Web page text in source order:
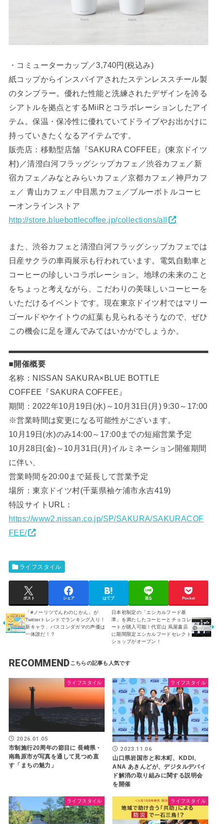
・コミューターカップ／3,740円(税込み)
紙コップからインスパイアされたステンレススチール製
のタンブラー。優れた性能と洗練されたデザインを誇る
シアトルを拠点とするMiiRとコラボレーションしたアイ
テム。保温・保冷性に優れていてドライブやお出かけに
持っていきたくなるアイテムです。
販売店：移動型店舗『SAKURA COFFEE』(東京ドイツ
村)／清澄白河フラッグシップカフェ／渋谷カフェ／新
宿カフェ／みなとみらいカフェ／京都カフェ／神戸カフ
ェ／ 青山カフェ／中目黒カフェ／ブルーボトルコーヒ
ーオンラインストア
http://store.bluebottlecoffee.jp/collections/all
また、渋谷カフェと清澄白河フラッグシップカフェでは
日産サクラの車両展示も行われています。電気自動車と
コーヒーの珍しいコラボレーション。地球の未来のこと
をちょっと考えながら、こだわりの美味しいコーヒーを
いただけるイベントです。現在東京ドイツ村ではマリー
ゴールドやケイトウの紅葉も見られるそうなので、ぜひ
この機会に足を運んでみてはいかがでしょうか。
■開催概要
名称：NISSAN SAKURA×BLUE BOTTLE
COFFEE『SAKURA COFFEE』
期間：2022年10月19日(水)～10月31日(月) 9:30～17:00
※営業時間は変更になる可能性がございます。
10月19日(水)のみ14:00～17:00までの短縮営業予定
10月28日(金)～10月31日(月)イルミネーション開催期間
に伴い、
営業時間を20:00まで延長して営業予定
場所：東京ドイツ村(千葉県袖ケ浦市永吉419)
特設サイトURL：
https://www2.nissan.co.jp/SP/SAKURA/SAKURACOF
FEE/
ライフスタイル
ポスト シェア はてブ 送る Pocket
「#ノーリツでんわのじかん」が
Twitterトレンドでランキング入り！
新キャラ、バスコンダガマの声優は
一体誰だ！？
日本初制定の「エシカルフード基
準」を満たしたコーヒーとチョコレ
ートが購入可能！代官山 蔦屋書店
に期間限定エシカルフードセレクト
ショップがオープン！
RECOMMEND
ライフスタイル
2026.01.05
市制施行20周年の節目に 長崎県・
南島原市が写真を通して見つめ直
す「まちの魅力」
ライフスタイル
2023.11.06
山口県岩国市と和木町、KDDI、
ANA あきんどが、デジタルデバイ
ド解消の取り組みに関する説明会
を開催
ライフスタイル ライフスタイル